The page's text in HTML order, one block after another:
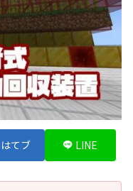
はてブ LINE